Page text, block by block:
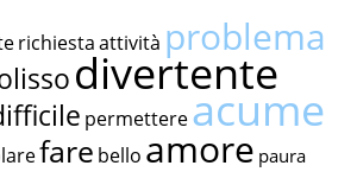
richiestaattività problema
divertente
permettereacume
fare bello amore paura